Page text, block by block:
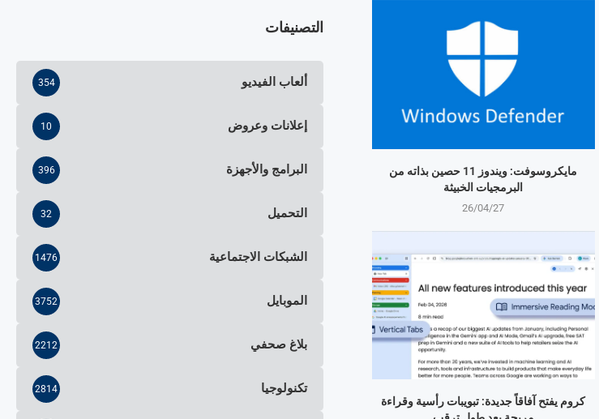
مايكروسوفت: ويندوز 11 حصين بذاته من
البرمجيات الخبيثة
26/04/27
كروم يفتح آفاقاً جديدة: تبويبات رأسية وقراءة
التصنيفات
ألعاب الفيديو 354
إعلانات وعروض 10
البرامج والأجهزة 396
التحميل 32
الشبكات الاجتماعية 1476
الموبايل 3752
بلاغ صحفي 2212
تكنولوجيا 2814